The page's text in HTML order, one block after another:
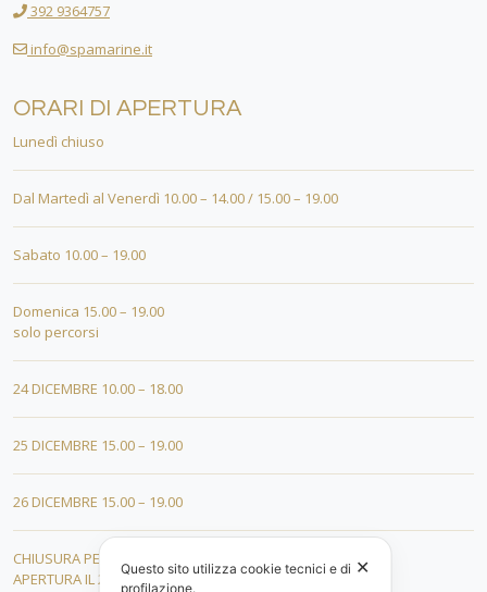
392 9364757
info@spamarine.it
ORARI DI APERTURA
Lunedì chiuso
Dal Martedì al Venerdì 10.00 – 14.00 / 15.00 – 19.00
Sabato 10.00 – 19.00
Domenica 15.00 – 19.00
solo percorsi
24 DICEMBRE 10.00 – 18.00
25 DICEMBRE 15.00 – 19.00
26 DICEMBRE 15.00 – 19.00
CHIUSURA PER FERIE DAL 01 AL 19 GENNAIO
APERTURA IL 20 GENNAIO 2026
✕
Questo sito utilizza cookie tecnici e di
profilazione.